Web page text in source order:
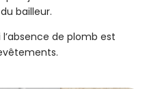
bailleur.
l’absence de plomb est